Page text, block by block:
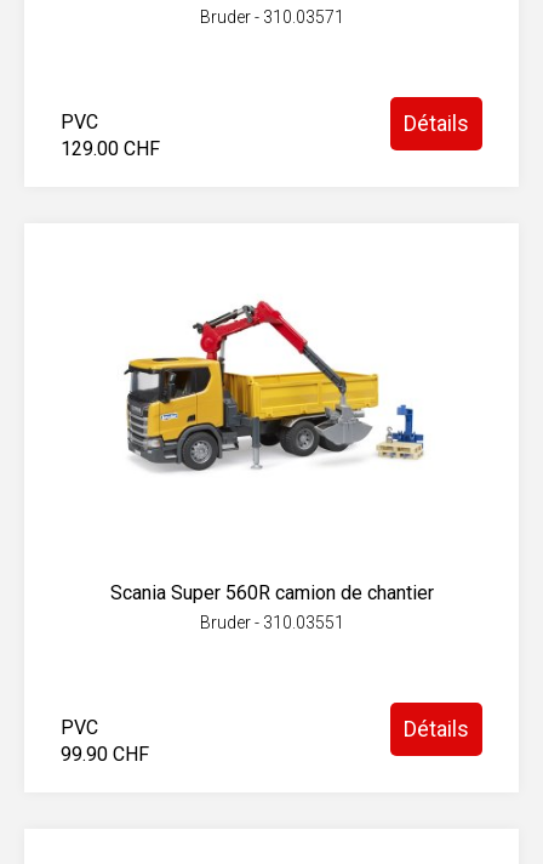
Bruder - 310.03571
PVC
129.00 CHF
Détails
Scania Super 560R camion de chantier
Bruder - 310.03551
PVC
99.90 CHF
Détails